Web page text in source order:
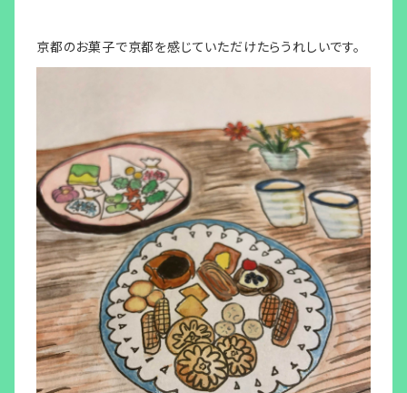
京都のお菓子で京都を感じていただけたらうれしいです。